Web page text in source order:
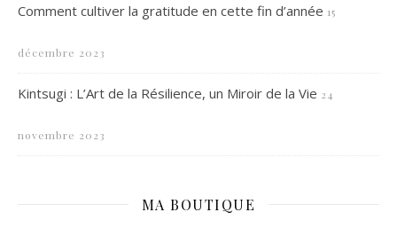
Comment cultiver la gratitude en cette fin d’année 15
décembre 2023
Kintsugi : L’Art de la Résilience, un Miroir de la Vie 24
novembre 2023
MA BOUTIQUE